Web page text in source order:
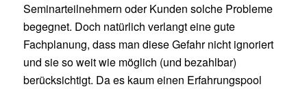
Seminarteilnehmern oder Kunden solche Probleme
begegnet. Doch natürlich verlangt eine gute
Fachplanung, dass man diese Gefahr nicht ignoriert
und sie so weit wie möglich (und bezahlbar)
berücksichtigt. Da es kaum einen Erfahrungspool